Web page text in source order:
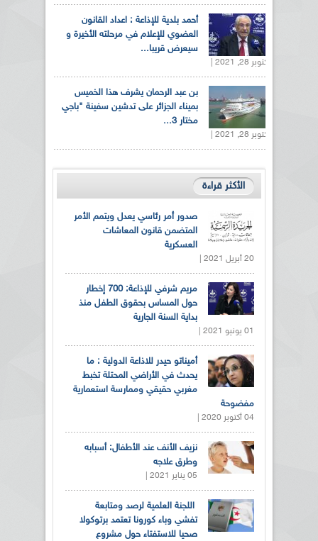
أحمد بلدية للإذاعة : اعداد القانون
العضوي للإعلام في مرحلته الأخيرة و
سيعرض قريبا...
أكتوبر 28, 2021 |
بن عبد الرحمان يشرف هذا الخميس
بميناء الجزائر على تدشين سفينة "باجي
مختار 3...
أكتوبر 28, 2021 |
الأكثر قراءة
صدور أمر رئاسي يعدل ويتمم الأمر
المتضمن قانون المعاشات
العسكرية
20 أبريل 2021 |
مريم شرفي للإذاعة: 700 إخطار
حول المساس بحقوق الطفل منذ
بداية السنة الجارية
01 يونيو 2021 |
أميناتو حيدر للاذاعة الدولية : ما
يحدث في الأراضي المحتلة تخبط
مغربي حقيقي وممارسة استعمارية
مفضوحة
04 أكتوبر 2020 |
نزيف الأنف عند الأطفال: أسبابه
وطرق علاجه
05 يناير 2021 |
اللجنة العلمية لرصد ومتابعة
تفشي وباء كورونا تعتمد برتوكولا
صحيا للاستفتاء حول مشروع